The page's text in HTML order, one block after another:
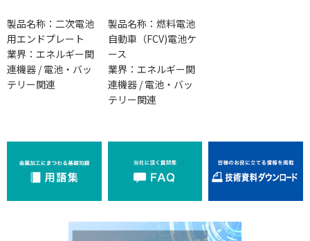
製品名称：二次電池
用エンドプレート
業界：エネルギー関
連機器 / 電池・バッ
テリー関連
製品名称：燃料電池
自動車（FCV)電池ケ
ース
業界：エネルギー関
連機器 / 電池・バッ
テリー関連